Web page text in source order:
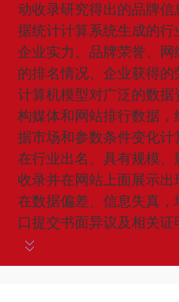
动收录研究得出的品牌
据统计计算系统生成的
企业实力、品牌荣誉、
的排名情况、企业获得
计算机模型对广泛的数
构媒体和网站排行数据
据市场和参数条件变化
在行业出名、具有规模
收录并在网站上面展示
在数据偏差、信息失真
口提交书面异议及相关证